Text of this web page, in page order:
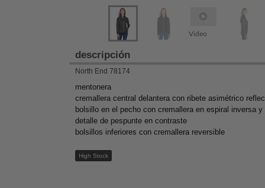
Video
descripción
North End 78174
mentonera
cremallera central delantera con ribete asimétrico
bolsillo en el pecho con cremallera en espiral inversa
detalle de pespunte en contraste
bolsillos inferiores con cremallera reversible
High Stock